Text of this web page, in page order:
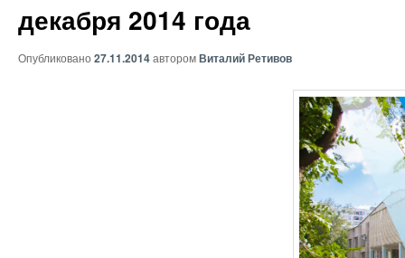
декабря 2014 года
Опубликовано 27.11.2014авторомВиталий Ретивов